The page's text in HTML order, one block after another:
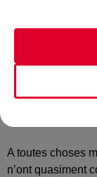
A toutes choses
n’ont quasiment